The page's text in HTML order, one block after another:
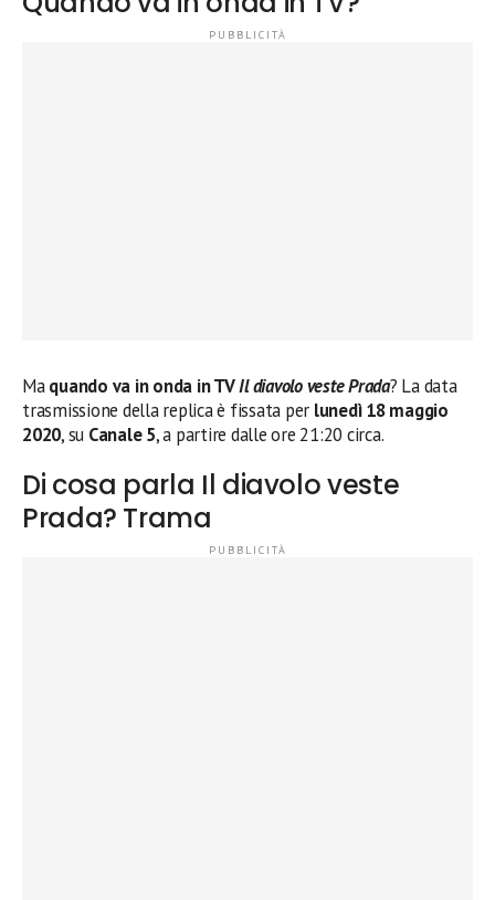
Maquando va in onda in TVIl diavolo veste Prada? La data
trasmissione della replica è fissata per lunedì 18 maggio
2020, su Canale 5, a partire dalle ore 21:20 circa.
Di cosa parla Il diavolo veste
Prada? Trama